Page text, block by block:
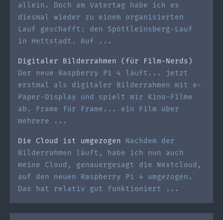
allein. Doch am Vatertag habe ich es
diesmal wieder zu einem organisierten
Lauf geschafft: den Spöttleinsberg-Lauf
in Hettstadt. Auf ...
Digitaler Bilderrahmen (für Film-Nerds)
Der neue Raspberry Pi 4 läuft... jetzt
erstmal als digitaler Bilderrahmen mit e-
Paper-Display und spielt mir Kino-Filme
ab. Frame für Frame... ein Film über
mehrere ...
Die Cloud ist umgezogen
Nachdem der
Bilderrahmen läuft, habe ich nun auch
meine Cloud, genauergesagt die Nextcloud,
auf den neuen Raspberry Pi 4 umgezogen.
Das hat relativ gut funktioniert ...